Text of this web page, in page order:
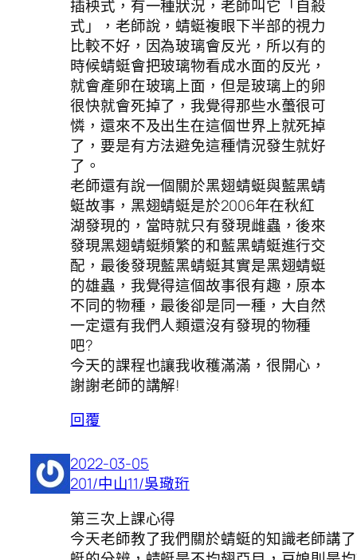
插秧式，有一種狀況，老師叫它「自殺
式」，老師說，蜻蜓複眼下半部的視力
比較不好，因為玻璃會反光，所以有的
時候蜻蜓會把玻璃物看成水面的反光，
就會產卵在玻璃上面，但是玻璃上的卵
很快就會死掉了，我覺得那些水蠆很可
憐，還來不及出生在這個世界上就死掉
了，要是有方法避免這種情況發生就好
了。
老師還有說一個關於黑翅蜻蜓與藍黑蜻
蜓故事，黑翅蜻蜓是於2006年在秋紅
湖發現的，當時就只有發現雌蟲，後來
發現黑翅蜻蜓頻繁的和藍黑蜻蜓進行交
配，最後發現藍黑蜻蜓其實是黑翅蜻蜓
的雄蟲，我覺得這個故事很有趣，原本
不同的物種，最後卻是同一種，大自然
一定還有我們人類還沒有發現的物種
吧?
今天的課程也讓我收穫滿滿，很開心，
謝謝老師的講解!
回覆
2022-03-05
201/中山11/吳璥珩
第三次上課心得
今天老師教了我們關於蜻蜓的知識老師講